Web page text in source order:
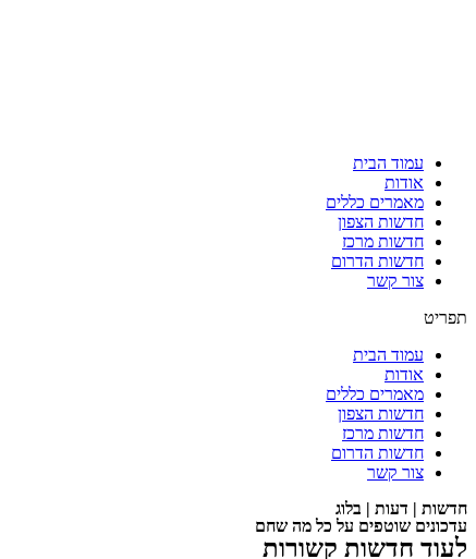
עמוד הבית
אודות
מאמרים כללים
חדשות הצפון
חדשות מרכז
חדשות הדרום
צור קשר
תפריט
עמוד הבית
אודות
מאמרים כללים
חדשות הצפון
חדשות מרכז
חדשות הדרום
צור קשר
חדשות | דעות | בלוג
עדכונים שוטפים על כל מה שחם
לעוד חדשות קשורות